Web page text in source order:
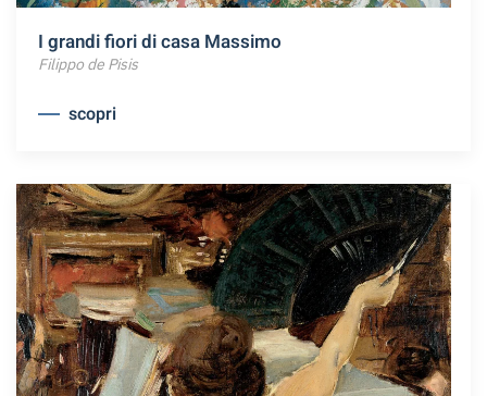
I grandi fiori di casa Massimo
Filippo de Pisis
scopri